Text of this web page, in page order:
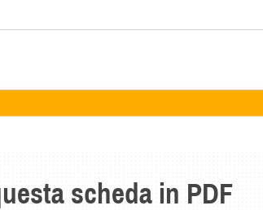
scheda in PDF